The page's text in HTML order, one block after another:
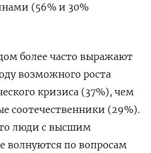
(56% и 30%
более часто выражают
возможного роста
кризиса (37%), чем
соотечественники (29%).
люди с высшим
волнуются по вопросам